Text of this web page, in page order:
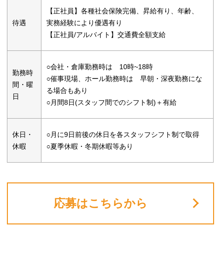
待遇
【正社員】各種社会保険完備、昇給有り、年齢、
実務経験により優遇有り
【正社員/アルバイト】交通費全額支給
勤務時
間・曜
日
○会社・倉庫勤務時は 10時~18時
○催事現場、ホール勤務時は 早朝・深夜勤務にな
る場合もあり
○月間8日(スタッフ間でのシフト制)＋有給
休日・
休暇
○月に9日前後の休日を各スタッフシフト制で取得
○夏季休暇・冬期休暇等あり
応募はこちらから